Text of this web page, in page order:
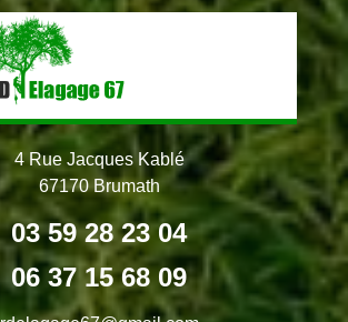
4 Rue Jacques Kablé
67170 Brumath
03 59 28 23 04
06 37 15 68 09